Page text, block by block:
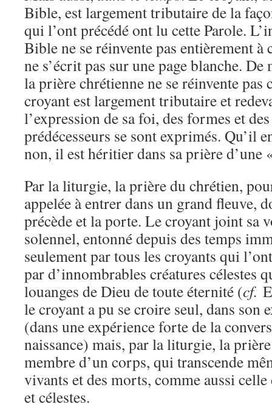
Bible, est largement tributaire de la
qui l’ont précédé ont lu cette Parole.
Bible ne se réinvente pas entièrement à
ne s’écrit pas sur une page blanche. De
la prière chrétienne ne se réinvente pas
croyant est largement tributaire et
l’expression de sa foi, des formes et
prédécesseurs se sont exprimés. Qu’il
non, il est héritier dans sa prière
Par la liturgie, la prière du chrétien,
appelée à entrer dans un grand fleuve,
précède et la porte. Le croyant joint sa
solennel, entonné depuis des temps
seulement par tous les croyants qui
par d’innombrables créatures célestes
louanges de Dieu de toute éternité (cf.
le croyant a pu se croire seul, dans son
(dans une expérience forte de la
naissance) mais, par la liturgie, la
membre d’un corps, qui transcende
vivants et des morts, comme aussi celle
et célestes.